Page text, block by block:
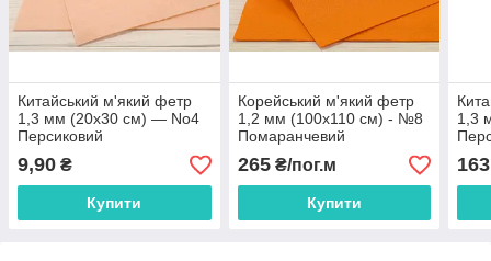
Китайський м'який фетр
1,3 мм (20х30 см) — No4
Персиковий
9,90 ₴
Купити
Корейський м'який фетр
1,2 мм (100х110 см) - №8
Помаранчевий
265₴/пог.м
Купити
1,3
163